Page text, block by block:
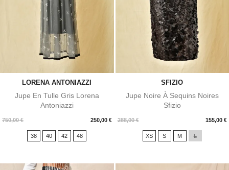
LORENA ANTONIAZZI
Jupe En Tulle Gris Lorena
Antoniazzi
750,00 € 250,00 €
Prix
38 40 42 48
SFIZIO
Jupe Noire À Sequins Noires
Sfizio
288,00 € 155,00 €
Prix
XS S M L